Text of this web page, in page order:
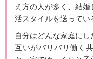
え方の人が多く、結
活スタイルを送ってい
自分はどんな家庭に
互いがバリバリ働く